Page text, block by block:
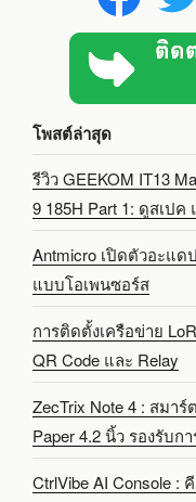
โพสต์ล่าสุด
รีวิว GEEKOM IT13
9 185H Part 1: ดูสเป
Antmicro เปิดตัวอะแด
แบบโอเพนซอร์ส
การติดตั้งเครือข่าย
QR Code และ Relay
ZecTrix Note 4 : สมา
Paper 4.2 นิ้ว รองรับก
CtrlVibe AI Console :